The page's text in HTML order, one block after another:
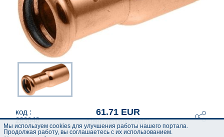
код :
283048
61.71 EUR
(Цены указаны с НДС)
Мы используем cookies для улучшения работы нашего портала.
Продолжая работу, вы соглашаетесь с их использованием.